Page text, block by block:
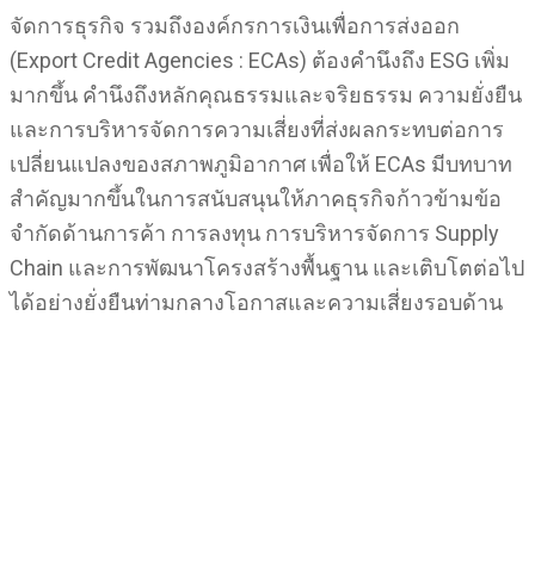
จัดการธุรกิจ รวมถึงองค์กรการเงินเพื่อการส่งออก
(Export Credit Agencies : ECAs) ต้องคำนึงถึง ESG เพิ่ม
มากขึ้น คำนึงถึงหลักคุณธรรมและจริยธรรม ความยั่งยืน
และการบริหารจัดการความเสี่ยงที่ส่งผลกระทบต่อการ
เปลี่ยนแปลงของสภาพภูมิอากาศ เพื่อให้ ECAs มีบทบาท
สำคัญมากขึ้นในการสนับสนุนให้ภาคธุรกิจก้าวข้ามข้อ
จำกัดด้านการค้า การลงทุน การบริหารจัดการ Supply
Chain และการพัฒนาโครงสร้างพื้นฐาน และเติบโตต่อไป
ได้อย่างยั่งยืนท่ามกลางโอกาสและความเสี่ยงรอบด้าน